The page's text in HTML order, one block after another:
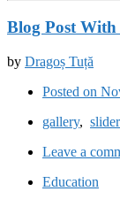
Blog Post
by Dragoș Tuță
Posted on
gallery, slider
Leave a
Education